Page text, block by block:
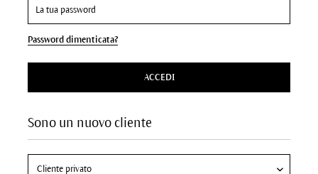
Sono un nuovo cliente
Password dimenticata?
ACCEDI